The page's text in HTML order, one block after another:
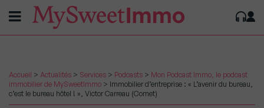
Accueil > Actualités > Services > Podcasts > Mon Podcast Immo, le podcast
immobilier de MySweetImmo > Immobilier d’entreprise : « L’avenir du bureau,
c’est le bureau hôtel ! », Victor Carreau (Comet)